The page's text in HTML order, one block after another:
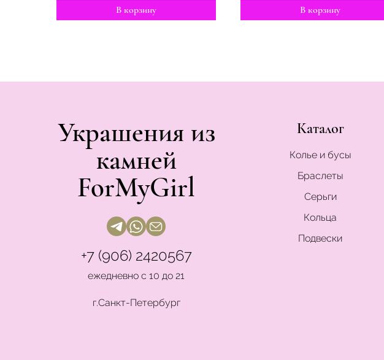
В корзину В корзину
Украшения из
камней
ForMyGirl
+7 (906) 2420567
ежедневно с 10 до 21
г.Санкт-Петербург
Каталог
Колье и бусы
Браслеты
Серьги
Кольца
Подвески